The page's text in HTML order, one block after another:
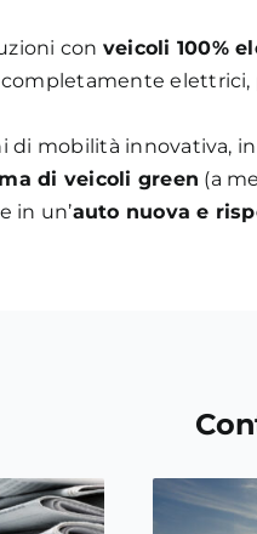
con veicoli 100%
elettrici,
di mobilità innovativa,
di veicoli green (a
in un’auto nuova e